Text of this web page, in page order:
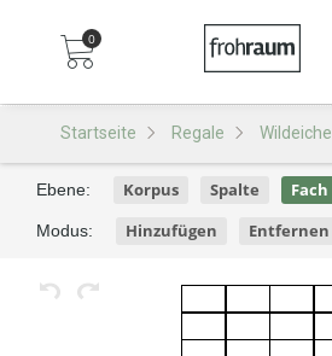
0
Startseite Regale Wildeiche
Ebene: Korpus Spalte Fach
Modus: Hinzufügen Entfernen